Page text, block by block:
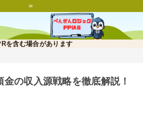
=
を含む場合があります
の収入源戦略を徹底解説！